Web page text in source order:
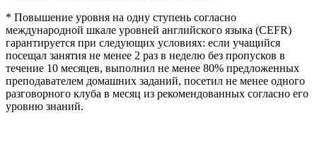
* Повышение уровня на одну ступень согласно
международной шкале уровней английского языка (CEFR)
гарантируется при следующих условиях: если учащийся
посещал занятия не менее 2 раз в неделю без пропусков в
течение 10 месяцев, выполнил не менее 80% предложенных
преподавателем домашних заданий, посетил не менее одного
разговорного клуба в месяц из рекомендованных согласно его
уровню знаний.